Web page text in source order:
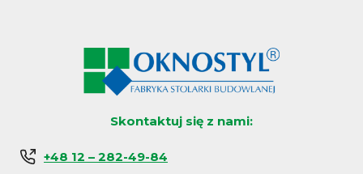
Skontaktuj się z nami:
+48 12 – 282-49-84